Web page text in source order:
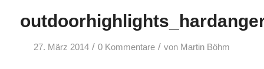
27. März 2014 / 0 Kommentare / von Martin Böhm